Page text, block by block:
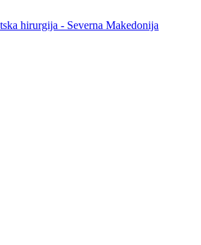
hirurgija - Severna Makedonija